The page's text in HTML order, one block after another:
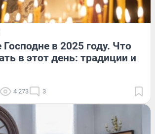
Господне в 2025 году. Что
в этот день: традиции и
4 273 3